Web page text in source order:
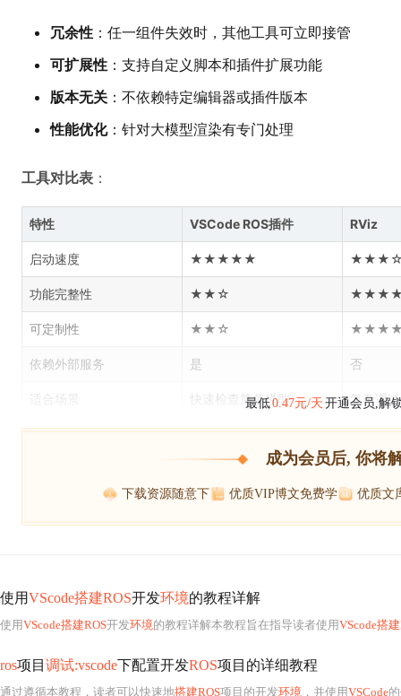
冗余性 ：任一组件失效时，其他工具可立即接管
可扩展性 ：支持自定义脚本和插件扩展功能
版本无关 ：不依赖特定编辑器或插件版本
性能优化：针对大模型渲染有专门处理
工具对比表 ：
特性 VSCode ROS插件 RViz
启动速度 ★★★★★
功能完整性 ★★☆
可定制性 ★★☆
依赖外部服务 是 否
适合场景 快速检查简单模型 复杂调
最低0.47元/天 开通会员,解
成为会员后, 你将
下载资源随意下 优质VIP博文免费学 优质文
使用VScode搭建ROS开发环境的教程详解
使用VScode搭建ROS开发环境的教程详解本教程旨在指导读者使用VScode搭
ros项目 调试:vscode下配置开发ROS项目的详细教程
通过遵循本教程，读者可以快速地搭建ROS项目的开发环境 ，并使用VSCode